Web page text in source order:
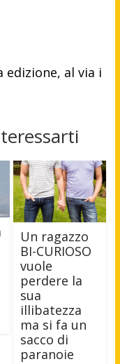
edizione, al via i
Un ragazzo
BI-CURIOSO
vuole
perdere la
sua
illibatezza
ma si fa un
sacco di
paranoie